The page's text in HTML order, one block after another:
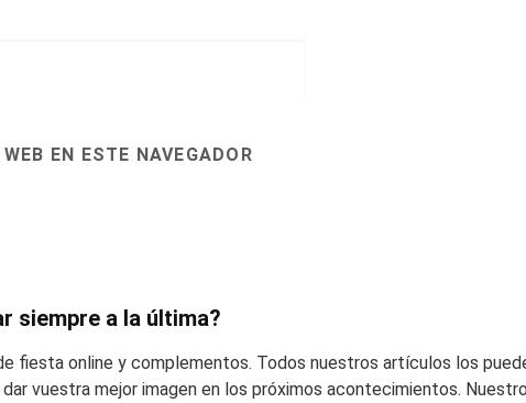
EN ESTE NAVEGADOR
siempre a la última?
fiesta online y complementos. Todos nuestros artículos los
vuestra mejor imagen en los próximos acontecimientos.